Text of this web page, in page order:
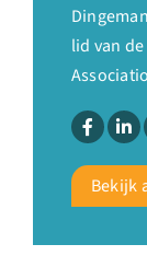
lid van
Bekijk